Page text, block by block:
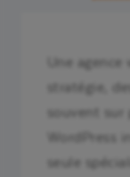
Une
stratégie,
souvent sur
WordPress
seule